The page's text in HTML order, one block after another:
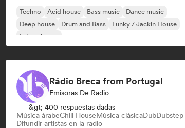
Techno Acid house Bass music
Dance music
Deep house
Drum and Bass
Funky / Jackin House
Future house
Rádio Breca from Portugal
Emisoras De Radio
&gt; 400 respuestas dadas
Música árabeChill HouseMúsica clásicaDubDubstep
Difundir artistas en la radio